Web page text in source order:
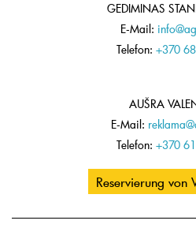
GEDIMINAS
E-Mail:
Telefon: +370
AUŠRA
E-Mail:
Telefon: +370
Reservierung von